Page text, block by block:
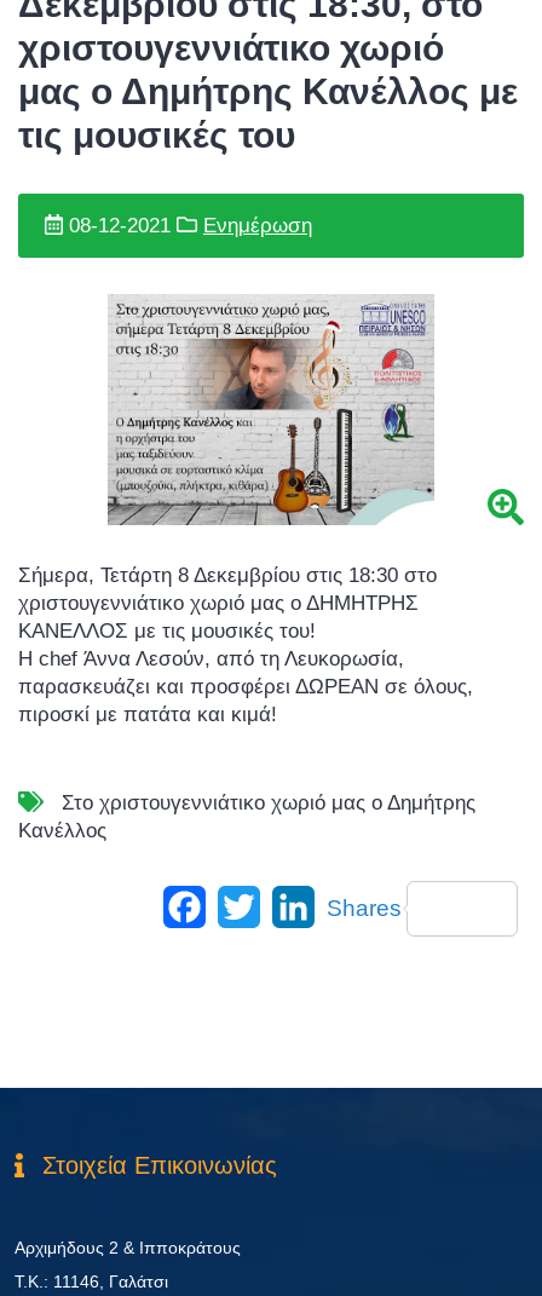
χριστουγεννιάτικο χωριό
μας ο Δημήτρης Κανέλλος με
τις μουσικές του
08-12-2021 Ενημέρωση
Σήμερα, Τετάρτη 8 Δεκεμβρίου στις 18:30 στο
χριστουγεννιάτικο χωριό μας ο ΔΗΜΗΤΡΗΣ
ΚΑΝΕΛΛΟΣ με τις μουσικές του!
Η chef Άννα Λεσούν, από τη Λευκορωσία,
παρασκευάζει και προσφέρει ΔΩΡΕΑΝ σε όλους,
πιροσκί με πατάτα και κιμά!
Στο χριστουγεννιάτικο χωριό μας ο Δημήτρης
Κανέλλος
Facebook
Twitter LinkedIn
Shares
Στοιχεία Επικοινωνίας
Αρχιμήδους 2 & Ιπποκράτους
Τ.Κ.: 11146, Γαλάτσι